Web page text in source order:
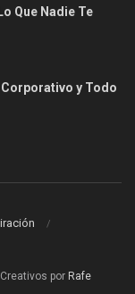
Que Nadie Te
y Todo
por Rafe